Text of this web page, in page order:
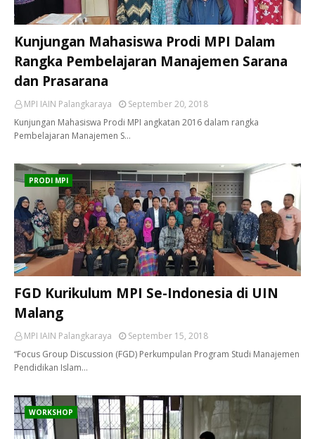
Kunjungan Mahasiswa Prodi MPI Dalam
Rangka Pembelajaran Manajemen Sarana
dan Prasarana
MPI IAIN Palangkaraya
September 20, 2018
Kunjungan Mahasiswa Prodi MPI angkatan 2016 dalam rangka
Pembelajaran Manajemen S…
PRODI MPI
FGD Kurikulum MPI Se-Indonesia di UIN
Malang
MPI IAIN Palangkaraya
September 15, 2018
“Focus Group Discussion (FGD) Perkumpulan Program Studi Manajemen
Pendidikan Islam…
WORKSHOP